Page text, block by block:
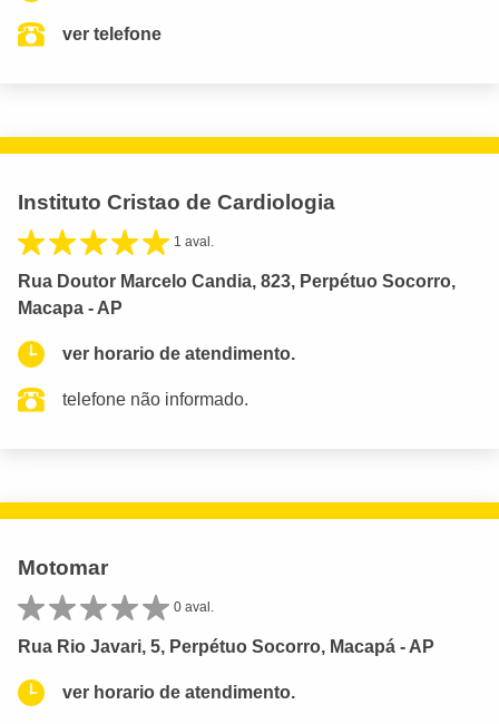
ver telefone
Instituto Cristao de Cardiologia
1 aval.
Rua Doutor Marcelo Candia, 823, Perpétuo Socorro,
Macapa - AP
ver horario de atendimento.
telefone não informado.
Motomar
0 aval.
Rua Rio Javari, 5, Perpétuo Socorro, Macapá - AP
ver horario de atendimento.